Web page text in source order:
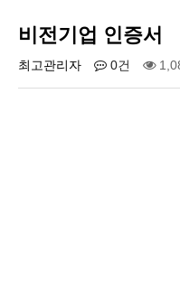
비전기업 인증서
최고관리자 0건